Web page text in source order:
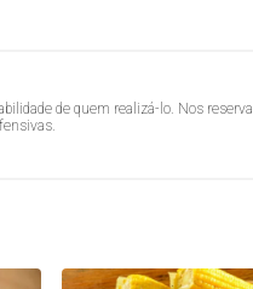
de quem realizá-lo. Nos